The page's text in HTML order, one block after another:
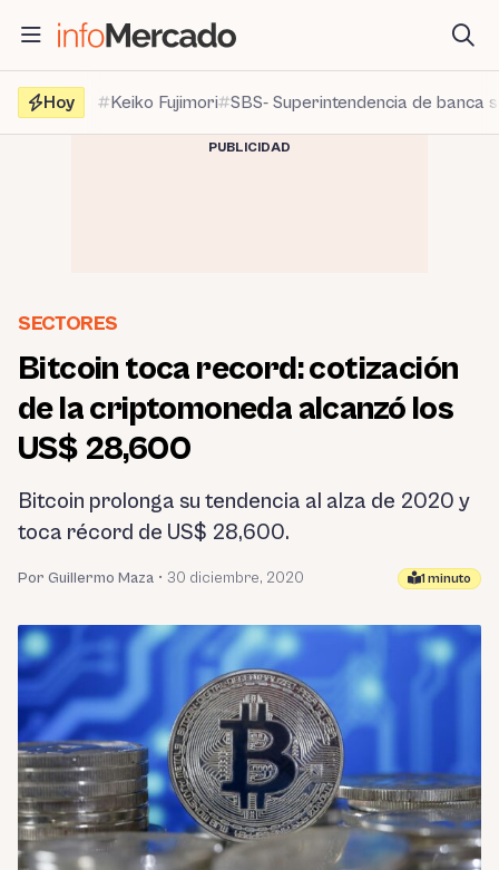
contenido
Hoy
Keiko Fujimori SBS- Superintendencia de banca
PUBLICIDAD
SECTORES
Bitcoin toca record: cotización
de la criptomoneda alcanzó los
US$ 28,600
Bitcoin prolonga su tendencia al alza de 2020 y
toca récord de US$ 28,600.
Por Guillermo Maza • 30 diciembre, 2020 1 minuto